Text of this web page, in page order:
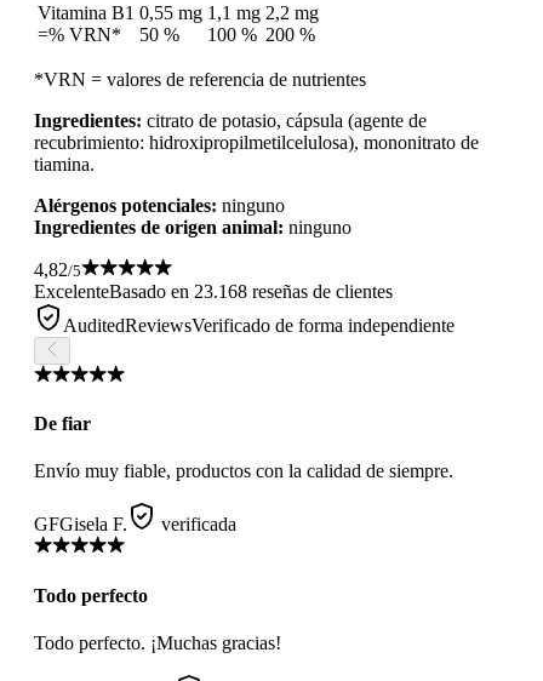
Vitamina B1
=% VRN*
0,55 mg
50 %
1,1 mg
100 %
2,2 mg
200 %
*VRN = valores de referencia de nutrientes
Ingredientes: citrato de potasio, cápsula (agente de
recubrimiento: hidroxipropilmetilcelulosa), mononitrato de
tiamina.
Alérgenos potenciales: ninguno
Ingredientes de origen animal: ninguno
4,82/5
ExcelenteBasado en 23.168 reseñas de clientes
AuditedReviewsVerificado de forma independiente
De fiar
Envío muy fiable, productos con la calidad de siempre.
GFGisela F. verificada
Todo perfecto
Todo perfecto. ¡Muchas gracias!